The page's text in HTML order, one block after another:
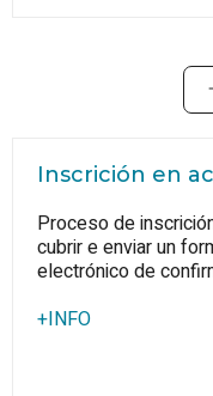
Inscrición en
Proceso de
cubrir e enviar un
electrónico de
+INFO